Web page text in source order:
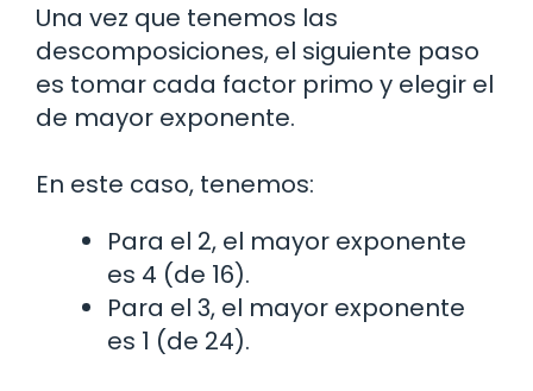
Una vez que tenemos las
descomposiciones, el siguiente paso
es tomar cada factor primo y elegir el
de mayor exponente.
En este caso, tenemos:
Para el 2, el mayor exponente
es 4 (de 16).
Para el 3, el mayor exponente
es 1 (de 24).